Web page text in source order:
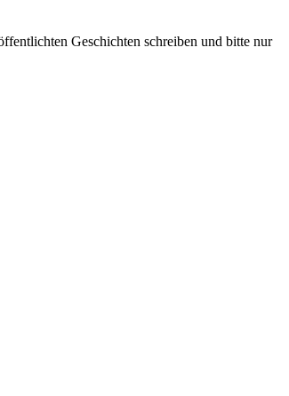
Geschichten schreiben und bitte nur